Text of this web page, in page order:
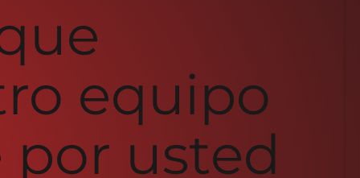
equipo
por usted